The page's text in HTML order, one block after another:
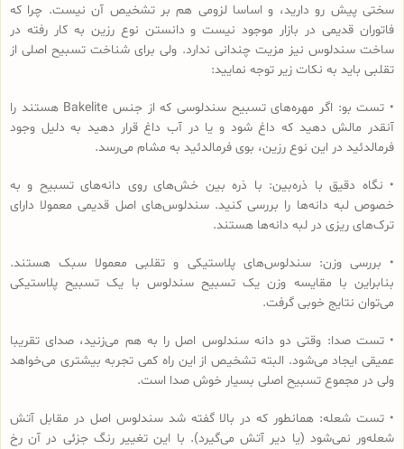
سختی پیش رو دارید، و اساسا لزومی هم بر تشخیص آن نیست. چرا که
فاتوران قدیمی در بازار موجود نیست و دانستن نوع رزین به کار رفته در
ساخت سندلوس نیز مزیت چندانی ندارد. ولی برای شناخت تسبیح اصلی از
تقلبی باید به نکات زیر توجه نمایید:
• تست بو: اگر مهره‌های تسبیح‌ سندلوسی که از جنس Bakelite هستند را
آنقدر مالش دهید که داغ شود و یا در آب داغ قرار دهید به دلیل وجود
فرمالدئید در این نوع رزین، بوی فرمالدئید به مشام می‌رسد.
• نگاه دقیق با ذره‌بین: با ذره بین خش‌های روی دانه‌های تسبیح و به
خصوص لبه دانه‌ها را بررسی کنید. سندلوس‌های اصل قدیمی معمولا دارای
ترک‌های ریزی در لبه دانه‌ها هستند.
• بررسی وزن: سندلوس‌های پلاستیکی و تقلبی معمولا سبک هستند.
بنابراین با مقایسه وزن یک تسبیح سندلوس با یک تسبیح پلاستیکی
می‌توان نتایج خوبی گرفت.
• تست صدا: وقتی دو دانه سندلوس اصل را به هم می‌زنید، صدای تقریبا
عمیقی ایجاد می‌شود. البته تشخیص از این راه کمی تجربه بیشتری می‌خواهد
ولی در مجموع تسبیح اصلی بسیار خوش صدا است.
• تست شعله: همانطور که در بالا گفته شد سندلوس اصل در مقابل آتش
شعله‌ور نمی‌شود (یا دیر آتش می‌گیرد). با این تغییر رنگ جزئی در آن رخ